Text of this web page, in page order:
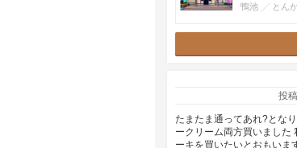
鴨池 とん
投
たまたま通ってあれ?とな
ークリーム両方買いました
ーキを買いたいとおもいま